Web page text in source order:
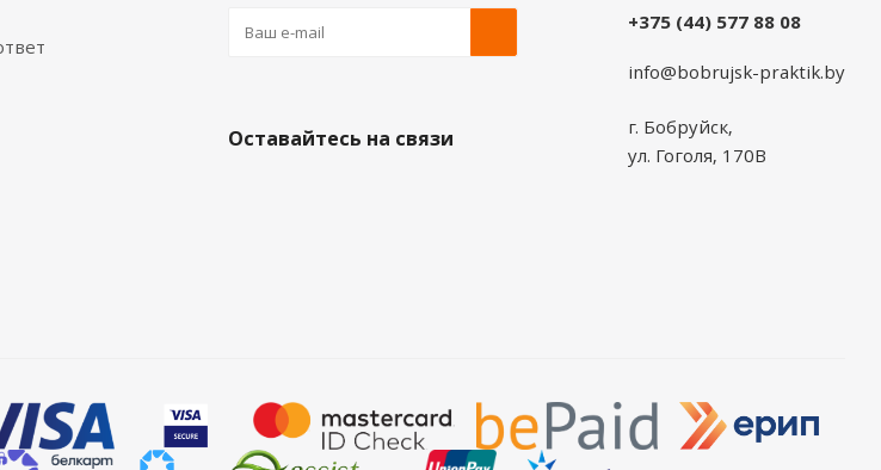
Оставайтесь на связи
+375 (44) 577 88 08
info@bobrujsk-praktik.by
г. Бобруйск,
ул. Гоголя, 170В